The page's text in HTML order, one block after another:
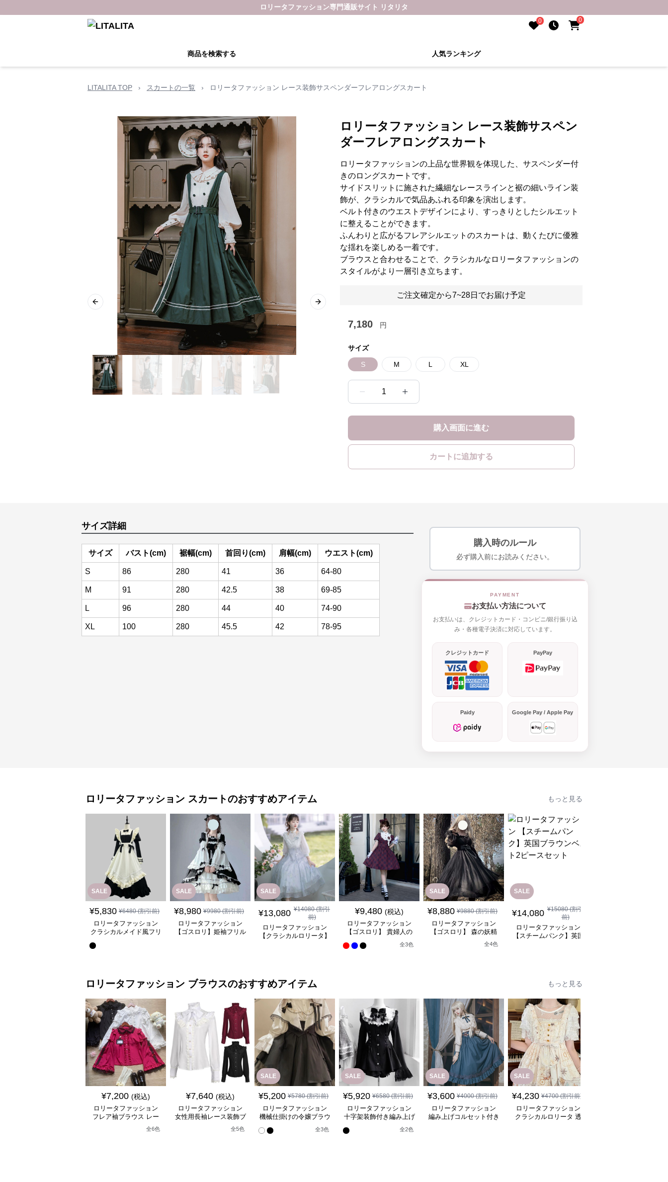
ロリータファッション専門通販サイト リタリタ
0 0
商品を検索する 人気ランキング
LITALITA TOP › スカートの一覧 › ロリータファッション レース装飾サスペンダーフレアロングスカート
Previous slide Next slide
ロリータファッション レース装飾サスペン
ダーフレアロングスカート
ロリータファッションの上品な世界観を体現した、サスペンダー付
きのロングスカートです。
サイドスリットに施された繊細なレースラインと裾の細いライン装
飾が、クラシカルで気品あふれる印象を演出します。
ベルト付きのウエストデザインにより、すっきりとしたシルエット
に整えることができます。
ふんわりと広がるフレアシルエットのスカートは、動くたびに優雅
な揺れを楽しめる一着です。
ブラウスと合わせることで、クラシカルなロリータファッションの
スタイルがより一層引き立ちます。
ご注文確定から7~28日でお届け予定
7,180 円
サイズ
S M L XL
1
購入画面に進む
カートに追加する
サイズ詳細
サイズ バスト(cm) 裾幅(cm) 首回り(cm) 肩幅(cm) ウエスト(cm)
S 86 280 41 36 64-80
M 91 280 42.5 38 69-85
L 96 280 44 40 74-90
XL 100 280 45.5 42 78-95
購入時のルール
必ず購入前にお読みください。
お支払い方法について
お支払いは、クレジットカード・コンビニ/銀行振り込
み・各種電子決済に対応しています。
クレジットカード PayPay
Paidy Google Pay / Apple Pay
ロリータファッション スカートのおすすめアイテム もっと見る
SALE
¥5,830 ¥6480(割引前)
ロリータファッション
クラシカルメイド風フリ
SALE
¥8,980 ¥9980(割引前)
ロリータファッション
【ゴスロリ】姫袖フリル
SALE
¥13,080 ¥14080(割引
前)
ロリータファッション
【クラシカルロリータ】
¥9,480 (税込)
ロリータファッション
【ゴスロリ】 貴婦人の
優雅なティータイムドレ
全3色
SALE
¥8,880 ¥9880(割引前)
ロリータファッション
【ゴスロリ】 森の妖精
風ゴシックロリータワン
全4色
SALE
¥14,080 ¥15080(割引
前)
ロリータファッション
【スチームパンク】英国
ロリータファッション ブラウスのおすすめアイテム もっと見る
¥7,200 (税込)
ロリータファッション
フレア袖ブラウス レー
ス装飾ロリータ風シャツ
全6色
¥7,640 (税込)
ロリータファッション
女性用長袖レース装飾ブ
ラウス ロリータ風高襟
全5色
SALE
¥5,200 ¥5780(割引前)
ロリータファッション
機械仕掛けの令嬢ブラウ
ス&ジャンパースカート
全3色
SALE
¥5,920 ¥6580(割引前)
ロリータファッション
十字架装飾付き編み上げ
襟付き長袖姫袖ブラウス
全2色
SALE
¥3,600 ¥4000(割引前)
ロリータファッション
編み上げコルセット付き
SALE
¥4,230 ¥4700(割引前)
ロリータファッション
クラシカルロリータ 透